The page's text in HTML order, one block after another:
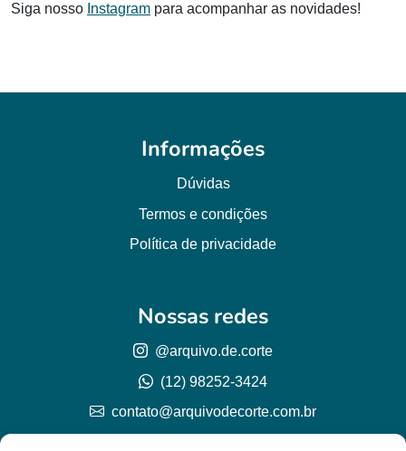
Siga nosso Instagram para acompanhar as novidades!
Informações
Dúvidas
Termos e condições
Política de privacidade
Nossas redes
@arquivo.de.corte
(12) 98252-3424
contato@arquivodecorte.com.br